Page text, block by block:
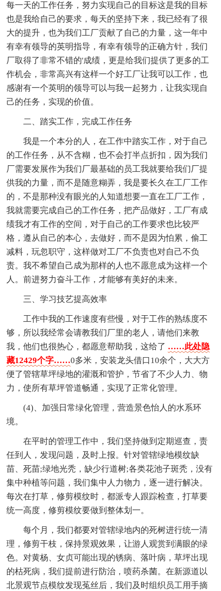
每一天的工作任务，努力实现自己的目标这是我的目标
也是我给自己的要求，每天的坚持下来，我已经有了很
大的提升，也为我们工厂贡献了自己的力量，这一年中
有幸有领导的英明指导，有幸有领导的正确方针，我们
厂取得了非常不错的'成绩，更是给我们提供了更多的工
作机会，非常高兴有这样一个好工厂让我可以工作，也
感谢有一个英明的领导可以与我一起努力，让我实现自
己的任务，实现的价值。
二、踏实工作，完成工作任务
我是一个本分的人，在工作中踏实工作，对于自己
的工作任务，从不含糊，也不会打半点折扣，因为我们
厂需要发展作为我们厂最基础的员工我就要给我们厂提
供我的力量，而不是随意糊弄，我是要长久在工厂工作
的，不是那种没有眼光的人知道想要一直在工厂工作，
我就需要完成自己的工作任务，把产品做好，工厂有成
绩我才有工作的空间，对于自己的工作要求也比较严
格，遵从自己的本心，去做好，而不是因为怕累，偷工
减料，玩忽职守，这样做对工厂不负责也对自己不负
责。我不希望自己成为那样的人也不愿意成为这样一个
人。前进努力奋斗工作，才能够有美好的未来。
三、学习技艺提高效率
工作中我的工作速度有些慢，对于工作的熟练度不
够，所以我经常会请教我们厂里的老人，请他们来教
我，他们也很热心，都愿意帮助我，这给了 ……此处隐
藏12429个字……0多米，安装龙头借口10余个，大大方
便了管辖草坪绿地的灌溉和管护，节省了不少人力、物
力，使所有草坪管道畅通，实现了正常化管理。
(4)、加强日常绿化管理，营造景色怡人的水系环
境。
在平时的管理工作中，我们坚持做到定期巡查，责
任到人，发现问题，及时上报。针对管辖绿地模纹缺
苗、死苗;绿地光秃，缺少行道树;各类花池子斑秃，没有
集中种植等问题，我们集中人力物力，逐一进行解决。
每次在打草，修剪模纹时，都派专人跟踪检查，打草要
统一高度，修剪模纹要做到整体划一。
每个月，我们都要对管辖绿地内的死树进行统一清
理，修剪干枝，保持景观效果，让游人观赏到满眼的绿
色。对黄杨、女贞可能出现的锈病、落叶病，草坪出现
的枯死病，我们提前进行防治，喷药杀菌。在新源道以
北景观节点模纹发现菟丝后，我们及时组织员工用手摘